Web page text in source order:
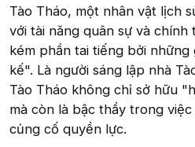
Tào Tháo, một nhân vật lịch
với tài năng quân sự và
kém phần tai tiếng bởi những
kế". Là người sáng lập nhà
Tào Tháo không chỉ sở hữu
mà còn là bậc thầy trong
củng cố quyền lực.